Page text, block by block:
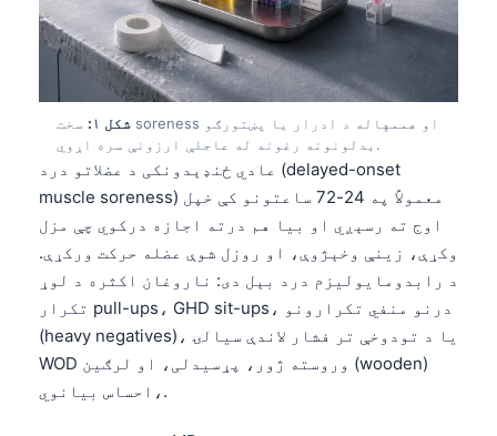
شکل ۱:
سخت soreness او هممهاله د ادرار یا پښتورګو
بدلونونه رغونه له عاجلې ارزونې سره اړوي.
عادي ځنډېدونکی د عضلاتو درد (delayed-onset
muscle soreness) معمولاً په 24-72 ساعتونو کې خپل
اوج ته رسېږي او بیا هم درته اجازه درکوي چې مزل
وکړې، زینې وخېژوې، او روزل شوې عضله حرکت ورکړې.
د رابدومایولیزم درد بېل دی: ناروغان اکثره د لوړ
تکرار pull-ups، GHD sit-ups، درنو منفي تکرارونو
(heavy negatives)، یا د تودوخې تر فشار لاندې سیالۍ
WOD وروسته ژور، پړسیدلی، او لرګین (wooden)
احساس بیانوي،.